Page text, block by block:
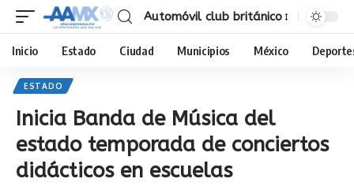
Automóvil club británico
Inicio Estado Ciudad Municipios México
ESTADO
Inicia Banda de Música del
estado temporada de conciertos
didácticos en escuelas